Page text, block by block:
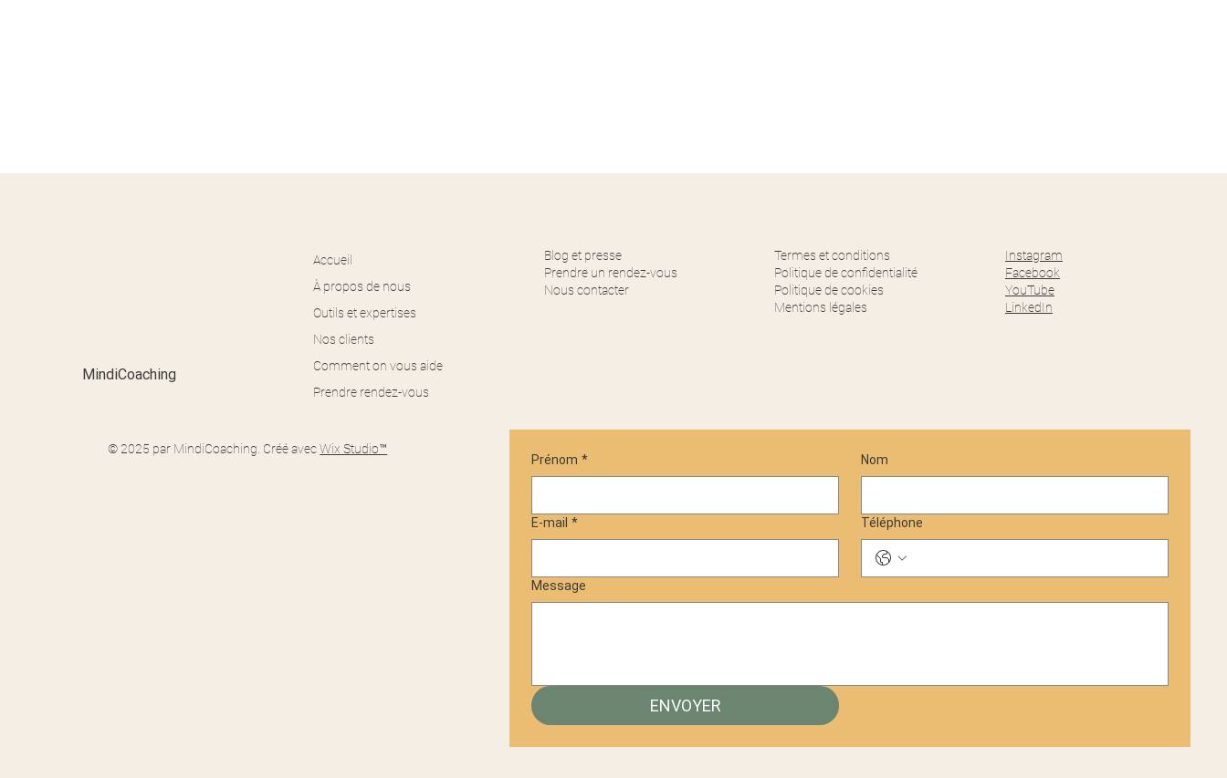
MindiCoaching
Accueil
À propos de nous
Outils et expertises
Nos clients
Comment on vous aide
Prendre rendez-vous
Blog et presse
Prendre un rendez-vous
Nous contacter
Termes et conditions
Politique de confidentialité
Politique de cookies
Mentions légales
Instagram
Facebook
YouTube
LinkedIn
© 2025 par MindiCoaching. Créé avecWix Studio™
Prénom * Nom
E-mail * Téléphone
Message
ENVOYER